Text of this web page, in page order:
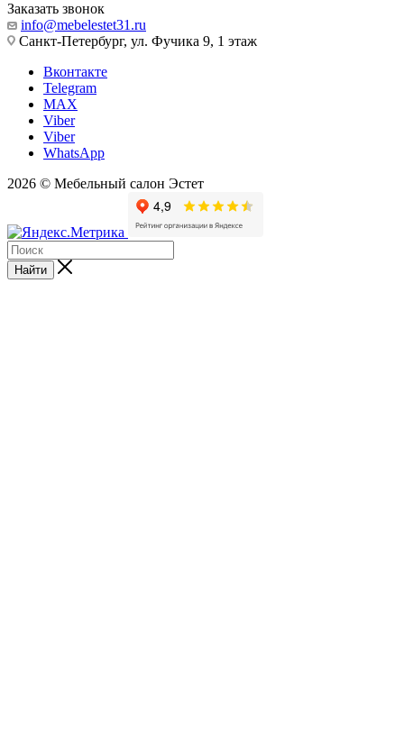
Заказать звонок
info@mebelestet31.ru
Санкт-Петербург, ул. Фучика 9, 1 этаж
Вконтакте
Telegram
MAX
Viber
Viber
WhatsApp
2026 © Мебельный салон Эстет
Найти